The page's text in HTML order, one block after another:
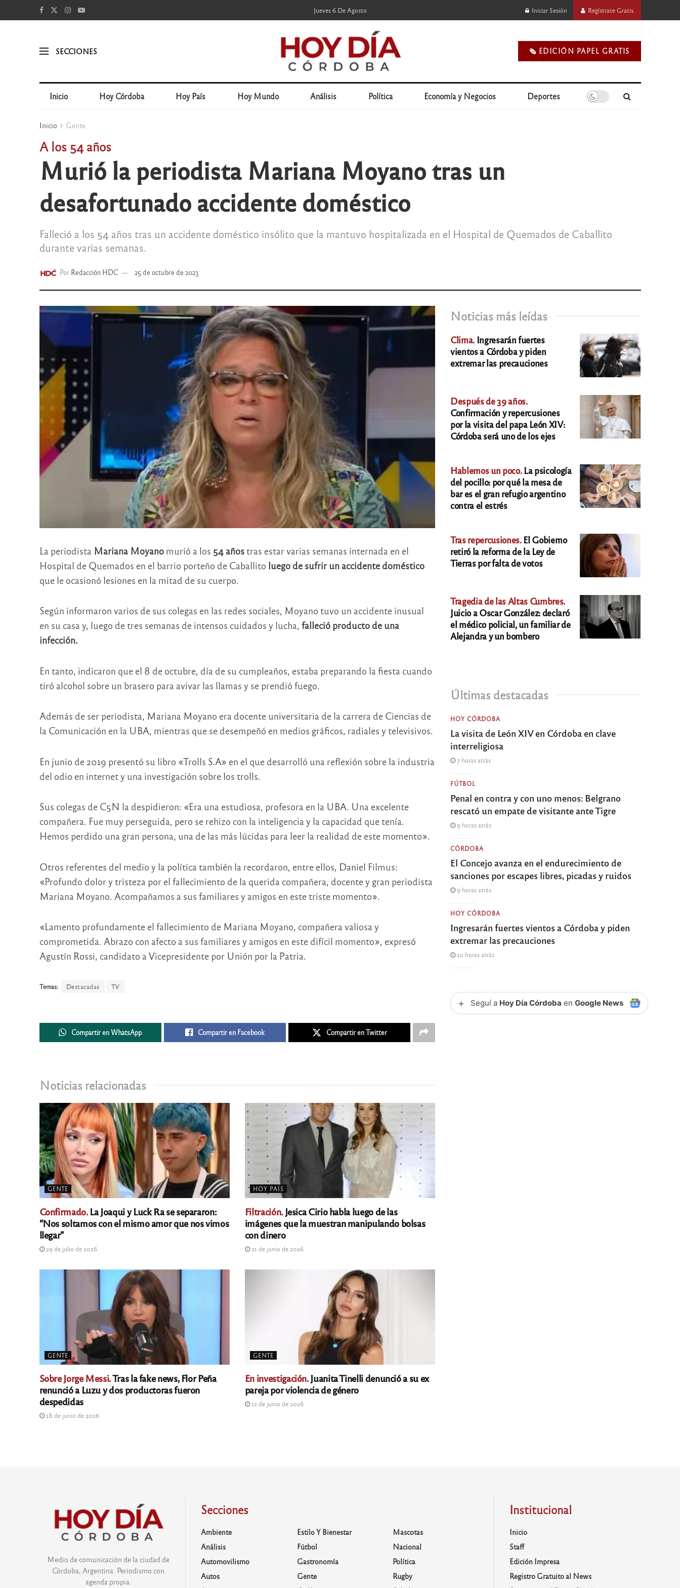
Jueves 6 De Agosto Iniciar Sesión Regístrate Gratis
SECCIONES 🗞️ EDICIÓN PAPEL GRATIS
Inicio Hoy Córdoba Hoy País Hoy Mundo Análisis Política Economía y Negocios Deportes
Inicio Gente
A los 54 años
Murió la periodista Mariana Moyano tras un
desafortunado accidente doméstico
Falleció a los 54 años tras un accidente doméstico insólito que la mantuvo hospitalizada en el Hospital de Quemados de Caballito
durante varias semanas.
Por Redacción HDC 25 de octubre de 2023
La periodista Mariana Moyanomurió a los 54 añostras estar varias semanas internada en el
Hospital de Quemados en el barrio porteño de Caballito luego de sufrir un accidente doméstico
que le ocasionó lesiones en la mitad de su cuerpo.
Según informaron varios de sus colegas en las redes sociales, Moyano tuvo un accidente inusual
en su casa y, luego de tres semanas de intensos cuidados y lucha, falleció producto de una
infección.
En tanto, indicaron que el 8 de octubre, día de su cumpleaños, estaba preparando la fiesta cuando
tiró alcohol sobre un brasero para avivar las llamas y se prendió fuego.
Además de ser periodista, Mariana Moyano era docente universitaria de la carrera de Ciencias de
la Comunicación en la UBA, mientras que se desempeñó en medios gráficos, radiales y televisivos.​
En junio de 2019 presentó su libro «Trolls S.A» en el que desarrolló una reflexión sobre la industria
del odio en internet y una investigación sobre los trolls.
Sus colegas de C5N la despidieron: «Era una estudiosa, profesora en la UBA. Una excelente
compañera. Fue muy perseguida, pero se rehizo con la inteligencia y la capacidad que tenía.
Hemos perdido una gran persona, una de las más lúcidas para leer la realidad de este momento».
Otros referentes del medio y la política también la recordaron, entre ellos, Daniel Filmus:
«Profundo dolor y tristeza por el fallecimiento de la querida compañera, docente y gran periodista
Mariana Moyano. Acompañamos a sus familiares y amigos en este triste momento».
«Lamento profundamente el fallecimiento de Mariana Moyano, compañera valiosa y
comprometida. Abrazo con afecto a sus familiares y amigos en este difícil momento», expresó
Agustín Rossi, candidato a Vicepresidente por Unión por la Patria.
Temas: Destacadas TV
Compartir en WhatsApp Compartir en Facebook Compartir en Twitter
Noticias relacionadas
GENTE
Confirmado.La Joaqui y Luck Ra se separaron:
“Nos soltamos con el mismo amor que nos vimos
llegar”
29 de julio de 2026
HOY PAÍS
Filtración.Jesica Cirio habla luego de las
imágenes que la muestran manipulando bolsas
con dinero
21 de junio de 2026
GENTE
Sobre Jorge Messi.Tras la fake news, Flor Peña
renunció a Luzu y dos productoras fueron
despedidas
18 de junio de 2026
GENTE
En investigación.Juanita Tinelli denunció a su ex
pareja por violencia de género
12 de junio de 2026
Noticias más leídas
Clima. Ingresarán fuertes
vientos a Córdoba y piden
extremar las precauciones
Después de 39 años.
Confirmación y repercusiones
por la visita del papa León XIV:
Córdoba será uno de los ejes
Hablemos un poco.La psicología
del pocillo: por qué la mesa de
bar es el gran refugio argentino
contra el estrés
Tras repercusiones.El Gobierno
retiró la reforma de la Ley de
Tierras por falta de votos
Tragedia de las Altas Cumbres.
Juicio a Oscar González: declaró
el médico policial, un familiar de
Alejandra y un bombero
Últimas destacadas
HOY CÓRDOBA
La visita de León XIV en Córdoba en clave
interreligiosa
7 horas atrás
FÚTBOL
Penal en contra y con uno menos: Belgrano
rescató un empate de visitante ante Tigre
9 horas atrás
CÓRDOBA
El Concejo avanza en el endurecimiento de
sanciones por escapes libres, picadas y ruidos
9 horas atrás
HOY CÓRDOBA
Ingresarán fuertes vientos a Córdoba y piden
extremar las precauciones
10 horas atrás
+ Seguí a Hoy Día Córdoba enGoogle News
Medio de comunicación de la ciudad de
Córdoba, Argentina. Periodismo con
agenda propia.
Secciones
Ambiente
Análisis
Automovilismo
Autos
Estilo Y Bienestar
Fútbol
Gastronomía
Gente
Mascotas
Nacional
Política
Rugby
Institucional
Inicio
Staff
Edición Impresa
Registro Gratuito al News